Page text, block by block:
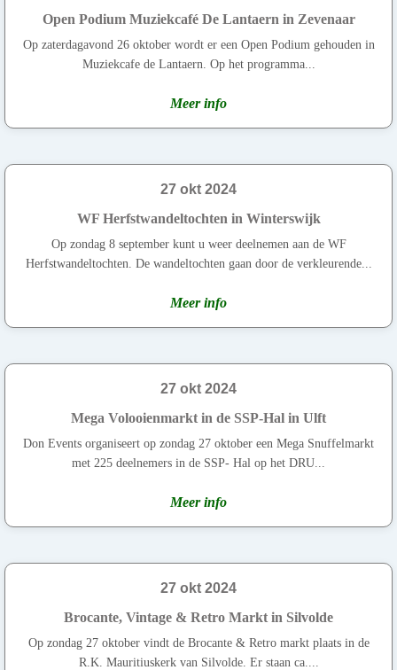
Open Podium Muziekcafé De Lantaern in Zevenaar
Op zaterdagavond 26 oktober wordt er een Open Podium gehouden in
Muziekcafe de Lantaern. Op het programma...
Meer info
27 okt 2024
WF Herfstwandeltochten in Winterswijk
Op zondag 8 september kunt u weer deelnemen aan de WF
Herfstwandeltochten. De wandeltochten gaan door de verkleurende...
Meer info
27 okt 2024
Mega Volooienmarkt in de SSP-Hal in Ulft
Don Events organiseert op zondag 27 oktober een Mega Snuffelmarkt
met 225 deelnemers in de SSP- Hal op het DRU...
Meer info
27 okt 2024
Brocante, Vintage & Retro Markt in Silvolde
Op zondag 27 oktober vindt de Brocante & Retro markt plaats in de
R.K. Mauritiuskerk van Silvolde. Er staan ca....